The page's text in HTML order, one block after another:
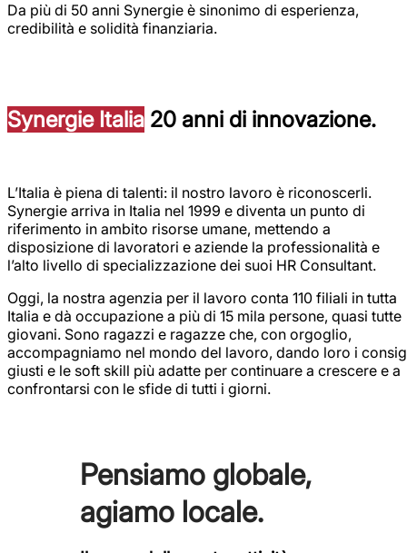
Da più di 50 anni Synergie è sinonimo di esperienza,
credibilità e solidità finanziaria.
Synergie Italia 20 anni di innovazione.
L’Italia è piena di talenti: il nostro lavoro è riconoscerli.
Synergie arriva in Italia nel 1999 e diventa un punto di
riferimento in ambito risorse umane, mettendo a
disposizione di lavoratori e aziende la professionalità e
l’alto livello di specializzazione dei suoi HR Consultant.
Oggi, la nostra agenzia per il lavoro conta 110 filiali in tutta
Italia e dà occupazione a più di 15 mila persone, quasi tutte
giovani. Sono ragazzi e ragazze che, con orgoglio,
accompagniamo nel mondo del lavoro, dando loro i
giusti e le soft skill più adatte per continuare a crescere e a
confrontarsi con le sfide di tutti i giorni.
Pensiamo globale,
agiamo locale.